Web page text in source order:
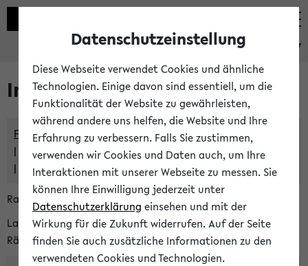
eKVV
Im eKVV verwaltete Räume
Freie Räume und Veranstaltungsüberschneidungen
Raumüberschneidungen
Hinweise der zentralen Raumvergabe
Raumanfragen:
raumvergabe@uni-bielefeld.de
Lassen Sie sich alle Räume anzeigen oder suchen Sie nach
Räumen mit bestimmten Eigenschaften:
Datenschutzeinstellung
Diese Webseite verwendet Cookies und ähnliche
Technologien. Einige davon sind essentiell, um die
Funktionalität der Website zu gewährleisten,
während andere uns helfen, die Website und Ihre
Erfahrung zu verbessern. Falls Sie zustimmen,
verwenden wir Cookies und Daten auch, um Ihre
Interaktionen mit unserer Webseite zu messen. Sie
können Ihre Einwilligung jederzeit unter
Datenschutzerklärung einsehen und mit der
Wirkung für die Zukunft widerrufen. Auf der Seite
finden Sie auch zusätzliche Informationen zu den
verwendeten Cookies und Technologien.